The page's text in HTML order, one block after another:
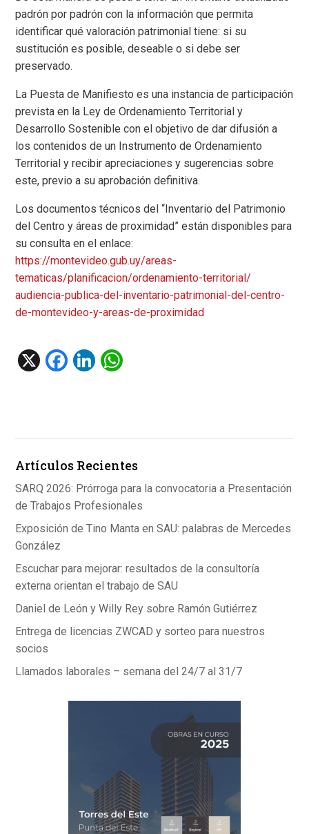
padrón por padrón con la información que permita
identificar qué valoración patrimonial tiene: si su
sustitución es posible, deseable o si debe ser
preservado.
La Puesta de Manifiesto es una instancia de participación
prevista en la Ley de Ordenamiento Territorial y
Desarrollo Sostenible con el objetivo de dar difusión a
los contenidos de un Instrumento de Ordenamiento
Territorial y recibir apreciaciones y sugerencias sobre
este, previo a su aprobación definitiva.
Los documentos técnicos del “Inventario del Patrimonio
del Centro y áreas de proximidad” están disponibles para
su consulta en el enlace:
https://montevideo.gub.uy/areas-
tematicas/planificacion/ordenamiento-territorial/
audiencia-publica-del-inventario-patrimonial-del-centro-
de-montevideo-y-areas-de-proximidad
X
F
o
k
Li
p
p
Artículos Recientes
SARQ 2026: Prórroga para la convocatoria a Presentación
de Trabajos Profesionales
Exposición de Tino Manta en SAU: palabras de Mercedes
González
Escuchar para mejorar: resultados de la consultoría
externa orientan el trabajo de SAU
Daniel de León y Willy Rey sobre Ramón Gutiérrez
Entrega de licencias ZWCAD y sorteo para nuestros
socios
Llamados laborales – semana del 24/7 al 31/7